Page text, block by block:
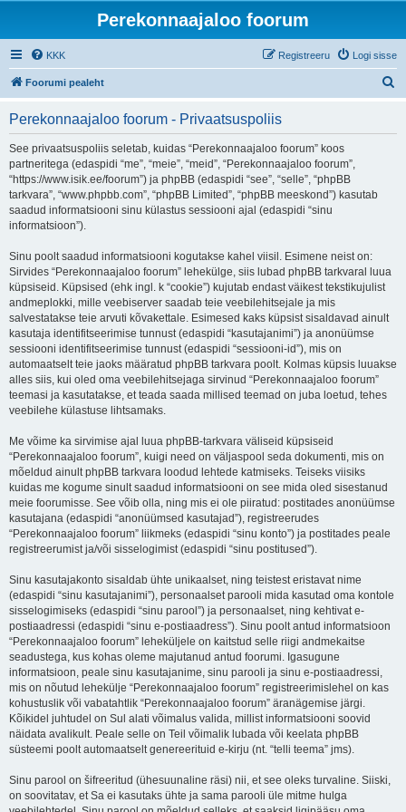
Perekonnaajaloo foorum
KKK Logi sisse
Registreeru
Foorumi pealeht
Perekonnaajaloo foorum - Privaatsuspoliis
See privaatsuspoliis seletab, kuidas “Perekonnaajaloo foorum” koos
partneritega (edaspidi “me”, “meie”, “meid”, “Perekonnaajaloo foorum”,
“https://www.isik.ee/foorum”) ja phpBB (edaspidi “see”, “selle”, “phpBB
tarkvara”, “www.phpbb.com”, “phpBB Limited”, “phpBB meeskond”) kasutab
saadud informatsiooni sinu külastus sessiooni ajal (edaspidi “sinu
informatsioon”).
Sinu poolt saadud informatsiooni kogutakse kahel viisil. Esimene neist on:
Sirvides “Perekonnaajaloo foorum” lehekülge, siis lubad phpBB tarkvaral luua
küpsiseid. Küpsised (ehk ingl. k “cookie”) kujutab endast väikest tekstikujulist
andmeplokki, mille veebiserver saadab teie veebilehitsejale ja mis
salvestatakse teie arvuti kõvakettale. Esimesed kaks küpsist sisaldavad ainult
kasutaja identifitseerimise tunnust (edaspidi “kasutajanimi”) ja anonüümse
sessiooni identifitseerimise tunnust (edaspidi “sessiooni-id”), mis on
automaatselt teie jaoks määratud phpBB tarkvara poolt. Kolmas küpsis luuakse
alles siis, kui oled oma veebilehitsejaga sirvinud “Perekonnaajaloo foorum”
teemasi ja kasutatakse, et teada saada millised teemad on juba loetud, tehes
veebilehe külastuse lihtsamaks.
Me võime ka sirvimise ajal luua phpBB-tarkvara väliseid küpsiseid
“Perekonnaajaloo foorum”, kuigi need on väljaspool seda dokumenti, mis on
mõeldud ainult phpBB tarkvara loodud lehtede katmiseks. Teiseks viisiks
kuidas me kogume sinult saadud informatsiooni on see mida oled sisestanud
meie foorumisse. See võib olla, ning mis ei ole piiratud: postitades anonüümse
kasutajana (edaspidi “anonüümsed kasutajad”), registreerudes
“Perekonnaajaloo foorum” liikmeks (edaspidi “sinu konto”) ja postitades peale
registreerumist ja/või sisselogimist (edaspidi “sinu postitused”).
Sinu kasutajakonto sisaldab ühte unikaalset, ning teistest eristavat nime
(edaspidi “sinu kasutajanimi”), personaalset parooli mida kasutad oma kontole
sisselogimiseks (edaspidi “sinu parool”) ja personaalset, ning kehtivat e-
postiaadressi (edaspidi “sinu e-postiaadress”). Sinu poolt antud informatsioon
“Perekonnaajaloo foorum” leheküljele on kaitstud selle riigi andmekaitse
seadustega, kus kohas oleme majutanud antud foorumi. Igasugune
informatsioon, peale sinu kasutajanime, sinu parooli ja sinu e-postiaadressi,
mis on nõutud lehekülje “Perekonnaajaloo foorum” registreerimislehel on kas
kohustuslik või vabatahtlik “Perekonnaajaloo foorum” äranägemise järgi.
Kõikidel juhtudel on Sul alati võimalus valida, millist informatsiooni soovid
näidata avalikult. Peale selle on Teil võimalik lubada või keelata phpBB
süsteemi poolt automaatselt genereerituid e-kirju (nt. “telli teema” jms).
Sinu parool on šifreeritud (ühesuunaline räsi) nii, et see oleks turvaline. Siiski,
on soovitatav, et Sa ei kasutaks ühte ja sama parooli üle mitme hulga